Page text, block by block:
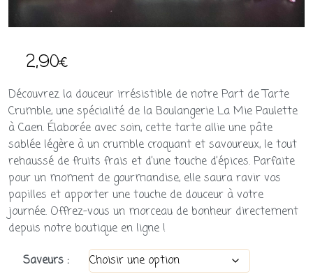
2,90€
Découvrez la douceur irrésistible de notre Part de Tarte
Crumble, une spécialité de la Boulangerie La Mie Paulette
à Caen. Élaborée avec soin, cette tarte allie une pâte
sablée légère à un crumble croquant et savoureux, le tout
rehaussé de fruits frais et d’une touche d’épices. Parfaite
pour un moment de gourmandise, elle saura ravir vos
papilles et apporter une touche de douceur à votre
journée. Offrez-vous un morceau de bonheur directement
depuis notre boutique en ligne !
Saveurs :